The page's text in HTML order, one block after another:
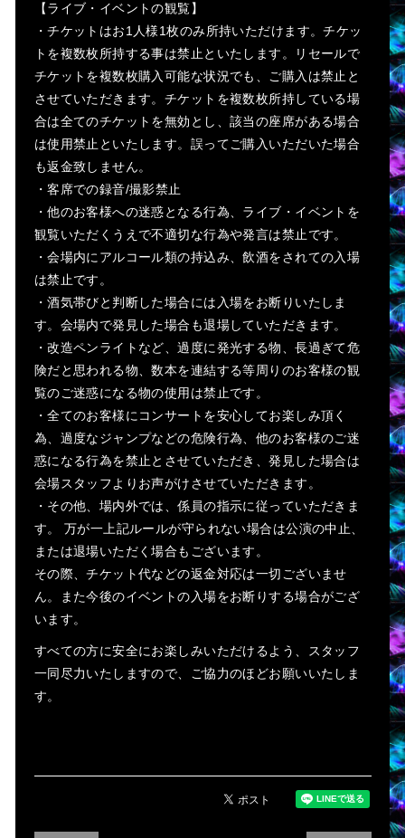
【ライブ・イベントの観覧】
・チケットはお1人様1枚のみ所持いただけます。チケッ
トを複数枚所持する事は禁止といたします。リセールで
チケットを複数枚購入可能な状況でも、ご購入は禁止と
させていただきます。チケットを複数枚所持している場
合は全てのチケットを無効とし、該当の座席がある場合
は使用禁止といたします。誤ってご購入いただいた場合
も返金致しません。
・客席での録音/撮影禁止
・他のお客様への迷惑となる行為、ライブ・イベントを
観覧いただくうえで不適切な行為や発言は禁止です。
・会場内にアルコール類の持込み、飲酒をされての入場
は禁止です。
・酒気帯びと判断した場合には入場をお断りいたしま
す。会場内で発見した場合も退場していただきます。
・改造ペンライトなど、過度に発光する物、長過ぎて危
険だと思われる物、数本を連結する等周りのお客様の観
覧のご迷惑になる物の使用は禁止です。
・全てのお客様にコンサートを安心してお楽しみ頂く
為、過度なジャンプなどの危険行為、他のお客様のご迷
惑になる行為を禁止とさせていただき、発見した場合は
会場スタッフよりお声がけさせていただきます。
・その他、場内外では、係員の指示に従っていただきま
す。 万が一上記ルールが守られない場合は公演の中止、
または退場いただく場合もございます。
その際、チケット代などの返金対応は一切ございませ
ん。また今後のイベントの入場をお断りする場合がござ
います。
すべての方に安全にお楽しみいただけるよう、スタッフ
一同尽力いたしますので、ご協力のほどお願いいたしま
す。